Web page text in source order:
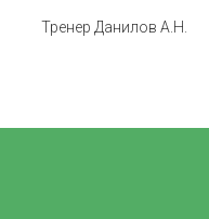
Тренер Данилов А.Н.